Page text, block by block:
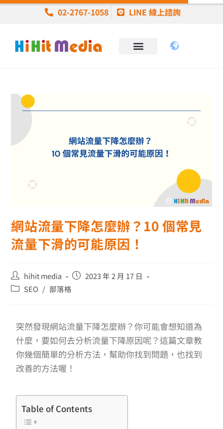
02-2767-1058 LINE 線上諮詢
網站流量下降怎麼辦？10 個常見
流量下滑的可能原因！
hihit media
2023 年 2 月 17 日
SEO / 部落格
突然發現網站流量下降怎麼辦？你可能會想知道為
什麼，要如何去分析流量下降原因呢？這篇文章教
你幾個簡單的分析方法，幫助你找到問題，也找到
改善的方法喔！
Table of Contents